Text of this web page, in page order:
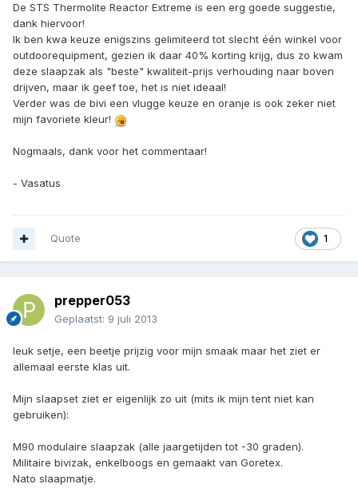
De STS Thermolite Reactor Extreme is een erg goede suggestie,
dank hiervoor!
Ik ben kwa keuze enigszins gelimiteerd tot slecht één winkel voor
outdoorequipment, gezien ik daar 40% korting krijg, dus zo kwam
deze slaapzak als "beste" kwaliteit-prijs verhouding naar boven
drijven, maar ik geef toe, het is niet ideaal!
Verder was de bivi een vlugge keuze en oranje is ook zeker niet
mijn favoriete kleur!
Nogmaals, dank voor het commentaar!
- Vasatus
1
Quote
prepper053
Geplaatst: 9 juli 2013
leuk setje, een beetje prijzig voor mijn smaak maar het ziet er
allemaal eerste klas uit.
Mijn slaapset ziet er eigenlijk zo uit (mits ik mijn tent niet kan
gebruiken):
M90 modulaire slaapzak (alle jaargetijden tot -30 graden).
Militaire bivizak, enkelboogs en gemaakt van Goretex.
Nato slaapmatje.